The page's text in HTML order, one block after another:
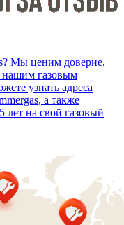
Мы ценим доверие,
нашим газовым
узнать адреса
а также
на свой газовый